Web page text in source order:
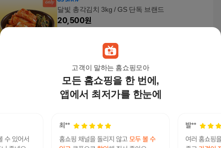
고객이 말하는 홈쇼핑모아
모든 홈쇼핑을 한 번에,
앱에서 최저가를 한눈에
달빛 총각김치 3kg / GS 단독 브랜드
20,500원
궁중연구소 맛있는 석박지 5kg (한복선의 궁중비
법)
23,500원